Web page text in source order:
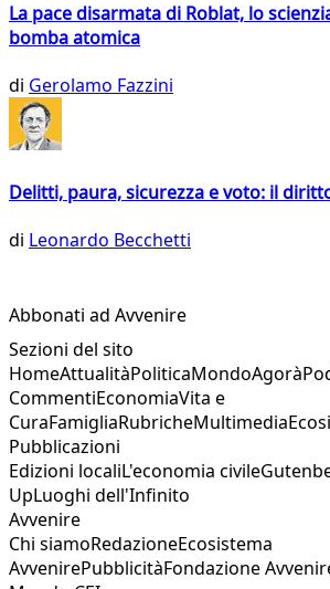
La pace disarmata di Roblat, lo
bomba atomica
di Gerolamo Fazzini
Delitti, paura, sicurezza e voto: il
di Leonardo Becchetti
Abbonati ad Avvenire
Sezioni del sito
HomeAttualitàPoliticaMondoAgorà
CommentiEconomiaVita e
CuraFamigliaRubricheMultimedia
Pubblicazioni
Edizioni localiL'economia civile
UpLuoghi dell'Infinito
Avvenire
Chi siamoRedazioneEcosistema
AvvenirePubblicitàFondazione